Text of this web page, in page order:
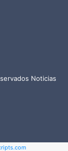
Noticias